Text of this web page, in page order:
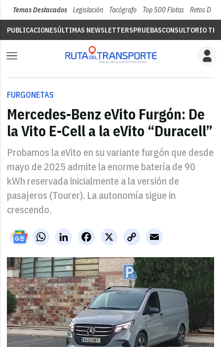
Temas Destacados Legislación Tacógrafo Top 500 Flotas Retos Del
PUBLICACIONESÚLTIMAS NEWSLETTERSPRUEBASCONSULTORIO
FURGONETAS
Mercedes-Benz eVito Furgón: De
la Vito E-Cell a la eVito “Duracell”
Probamos la eVito en su variante furgón que desde
mayo de 2025 admite la enorme batería de 90
kWh reservada inicialmente a la versión de
pasajeros (Tourer). La autonomía sigue in
crescendo.
WhatsAppLinkedIn X
Facebook
Copy
Link
Email